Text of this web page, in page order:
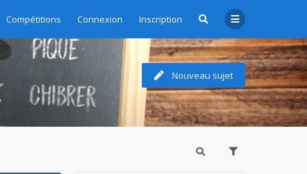
Compétitions Connexion Inscription
Nouveau sujet